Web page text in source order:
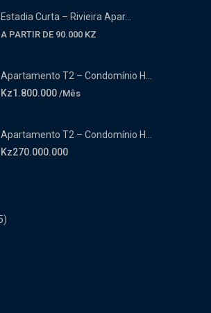
Estadia Curta – Rivieira Apar...
A PARTIR DE 90.000 KZ
Apartamento T2 – Condomínio H...
Kz1.800.000 /Mês
Apartamento T2 – Condomínio H...
Kz270.000.000